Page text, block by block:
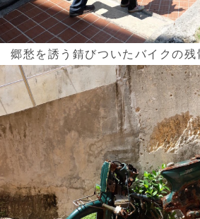
郷愁を誘う錆びついたバイクの残